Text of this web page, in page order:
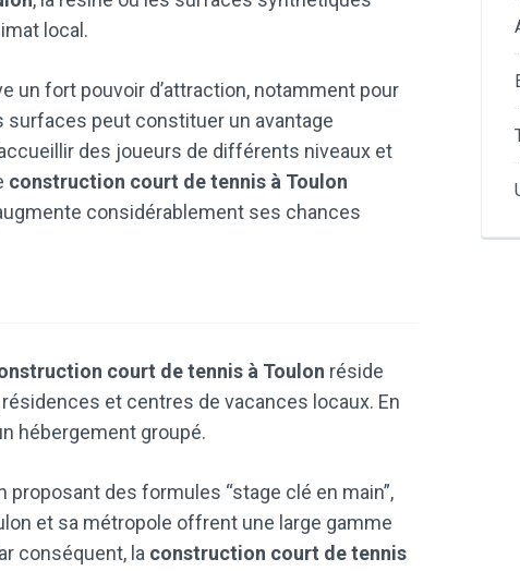
local.
un fort pouvoir d’attraction, notamment pour
surfaces peut constituer un avantage
des joueurs de différents niveaux et
construction court de tennis à Toulon
considérablement ses chances
court de tennis à Toulon réside
et centres de vacances locaux. En
hébergement groupé.
des formules “stage clé en main”,
et sa métropole offrent une large gamme
conséquent, la construction court de tennis